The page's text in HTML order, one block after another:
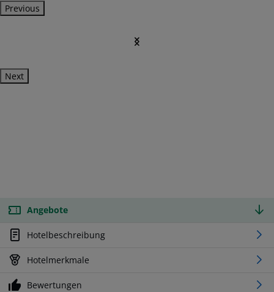
Previous
Next
Angebote
Hotelbeschreibung
Hotelmerkmale
Bewertungen